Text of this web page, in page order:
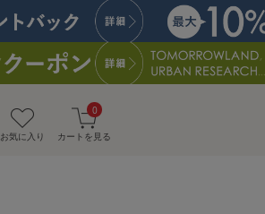
お気に入り カートを見る
0